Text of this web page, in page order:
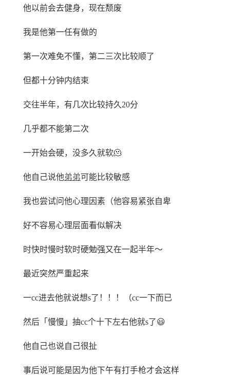
他以前会去健身，现在颓废
我是他第一任有做的
第一次难免不懂，第二三次比较顺了
但都十分钟内结束
交往半年，有几次比较持久20分
几乎都不能第二次
一开始会硬，没多久就软🫠
他自己说他弟弟可能比较敏感
我也尝试问他心理因素（他容易紧张自卑
好不容易心理层面看似解决
时快时慢时软时硬勉强又在一起半年～
最近突然严重起来
一cc进去他就说想s了！！！（cc一下而已
然后「慢慢」抽cc个十下左右他就s了😃
他自己也说自己很扯
事后说可能是因为他下午有打手枪才会这样